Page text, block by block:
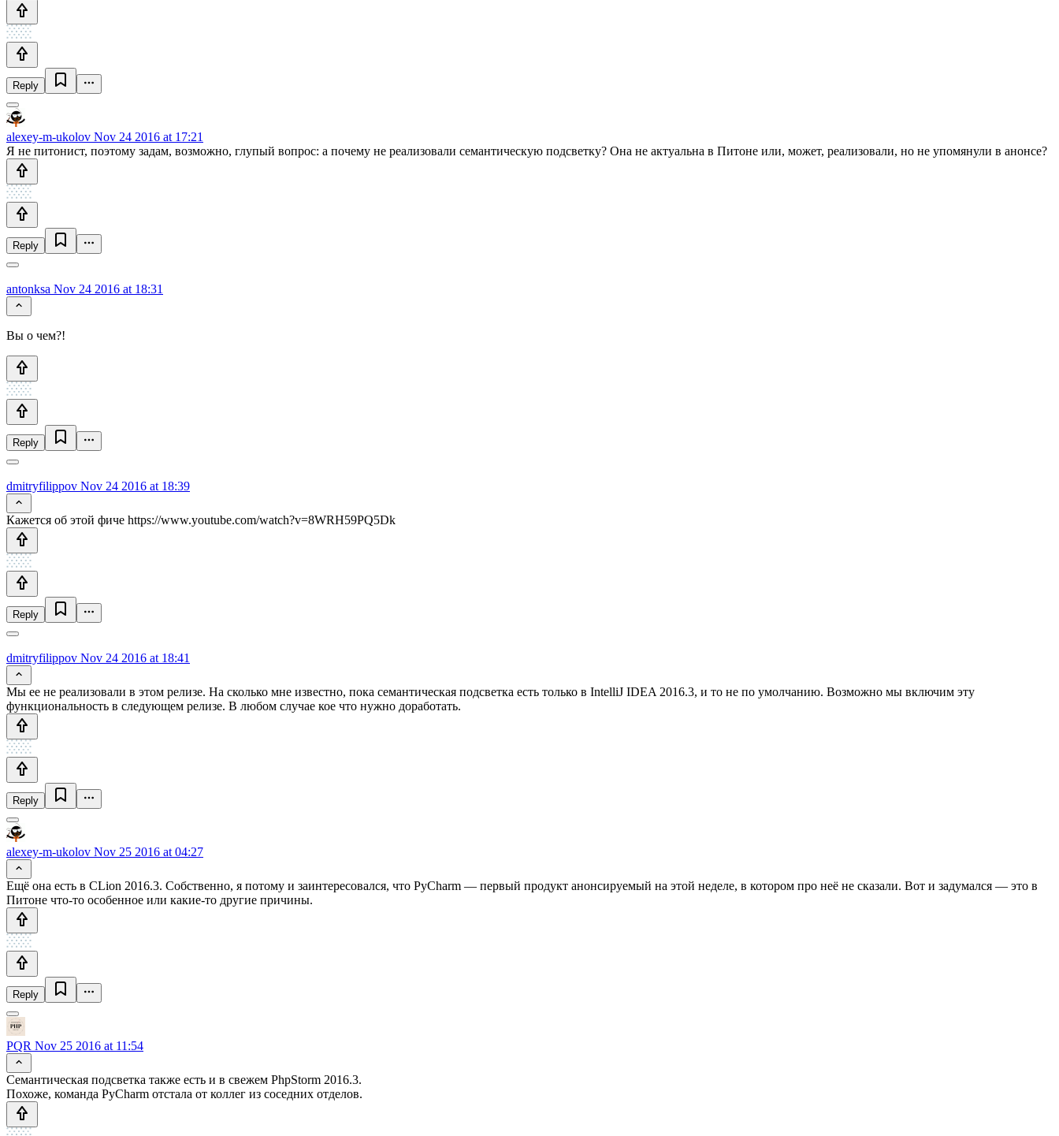
Reply
alexey-m-ukolov Nov 24 2016 at 17:21
Я не питонист, поэтому задам, возможно, глупый вопрос: а почему не реализовали семантическую подсветку? Она не актуальна в Питоне или, может, реализовали, но не упомянули в анонсе?
Reply
antonksa Nov 24 2016 at 18:31
Вы о чем?!
Reply
dmitryfilippov Nov 24 2016 at 18:39
Кажется об этой фиче https://www.youtube.com/watch?v=8WRH59PQ5Dk
Reply
dmitryfilippov Nov 24 2016 at 18:41
Мы ее не реализовали в этом релизе. На сколько мне известно, пока семантическая подсветка есть только в IntelliJ IDEA 2016.3, и то не по умолчанию. Возможно мы включим эту
функциональность в следующем релизе. В любом случае кое что нужно доработать.
Reply
alexey-m-ukolov Nov 25 2016 at 04:27
Ещё она есть в CLion 2016.3. Собственно, я потому и заинтересовался, что PyCharm — первый продукт анонсируемый на этой неделе, в котором про неё не сказали. Вот и задумался — это в
Питоне что-то особенное или какие-то другие причины.
Reply
PQR Nov 25 2016 at 11:54
Семантическая подсветка также есть и в свежем PhpStorm 2016.3.
Похоже, команда PyCharm отстала от коллег из соседних отделов.